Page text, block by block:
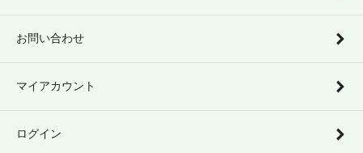
お問い合わせ
マイアカウント
ログイン